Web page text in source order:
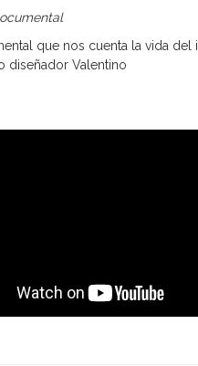
que nos cuenta la vida del
diseñador Valentino